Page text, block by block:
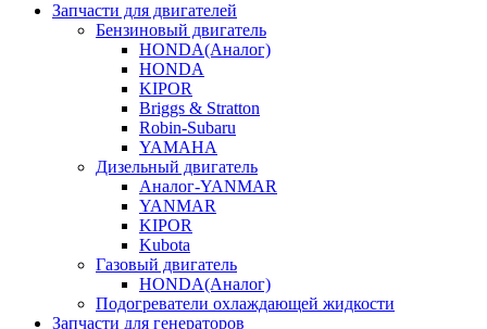
Запчасти для двигателей
Бензиновый двигатель
HONDA(Aналог)
HONDA
KIPOR
Briggs & Stratton
Robin-Subaru
YAMAHA
Дизельный двигатель
Аналог-YANMAR
YANMAR
KIPOR
Kubota
Газовый двигатель
HONDA(Aналог)
Подогреватели охлаждающей жидкости
Запчасти для генераторов